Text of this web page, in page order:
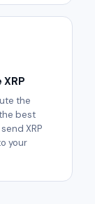
XRP
the
best
XRP
your